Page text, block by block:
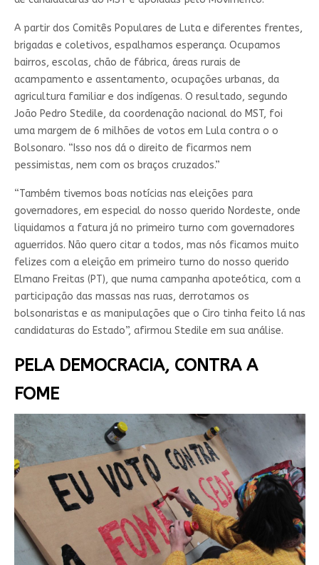
A partir dos Comitês Populares de Luta e diferentes frentes,
brigadas e coletivos, espalhamos esperança. Ocupamos
bairros, escolas, chão de fábrica, áreas rurais de
acampamento e assentamento, ocupações urbanas, da
agricultura familiar e dos indígenas. O resultado, segundo
João Pedro Stedile, da coordenação nacional do MST, foi
uma margem de 6 milhões de votos em Lula contra o o
Bolsonaro. “Isso nos dá o direito de ficarmos nem
pessimistas, nem com os braços cruzados.”
“Também tivemos boas notícias nas eleições para
governadores, em especial do nosso querido Nordeste, onde
liquidamos a fatura já no primeiro turno com governadores
aguerridos. Não quero citar a todos, mas nós ficamos muito
felizes com a eleição em primeiro turno do nosso querido
Elmano Freitas (PT), que numa campanha apoteótica, com a
participação das massas nas ruas, derrotamos os
bolsonaristas e as manipulações que o Ciro tinha feito lá nas
candidaturas do Estado”, afirmou Stedile em sua análise.
PELA DEMOCRACIA, CONTRA A
FOME